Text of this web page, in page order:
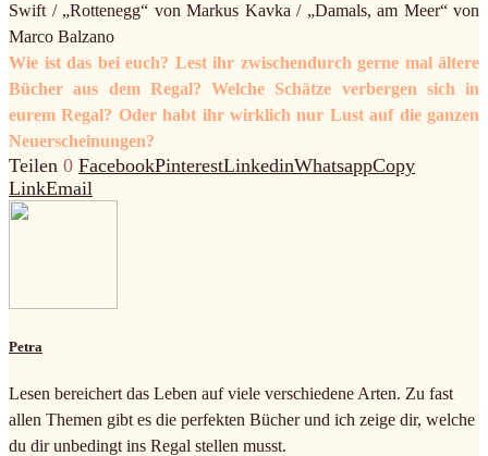
Swift / „Rottenegg“ von Markus Kavka / „Damals, am Meer“ von
Marco Balzano
Wie ist das bei euch? Lest ihr zwischendurch gerne mal ältere
Bücher aus dem Regal? Welche Schätze verbergen sich in
eurem Regal? Oder habt ihr wirklich nur Lust auf die ganzen
Neuerscheinungen?
Teilen 0 FacebookPinterestLinkedinWhatsappCopy
LinkEmail
Petra
Lesen bereichert das Leben auf viele verschiedene Arten. Zu fast
allen Themen gibt es die perfekten Bücher und ich zeige dir, welche
du dir unbedingt ins Regal stellen musst.